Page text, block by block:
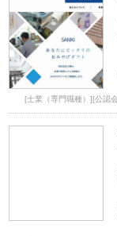
[士業（専門職種）][公認